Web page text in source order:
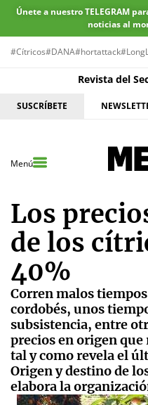
Únete a nuestro TELEGRAM
noticias al
#Cítricos#DANA#hortattack
Revista del
SUSCRÍBETE
Menú
Los
de los
40%
Corren malos
cordobés, unos
subsistencia, entre
precios en origen
tal y como revela el
Origen y destino de
elabora la